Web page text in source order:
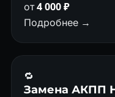
от4 000 ₽
Подробнее →
🔁
Замена АКПП